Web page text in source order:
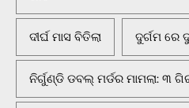
ଦୀର୍ଘ ମାସ ବିତିଲା ଦୁର୍ଗମ ରେ
ନିର୍ଗୁଣ୍ଡି ଡବଲ୍ ମର୍ଡର ମାମଲା: ୩